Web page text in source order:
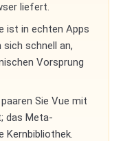
liefert.
ist in echten Apps
sich schnell an,
Vorsprung
Sie Vue mit
das Meta-
Kernbibliothek.